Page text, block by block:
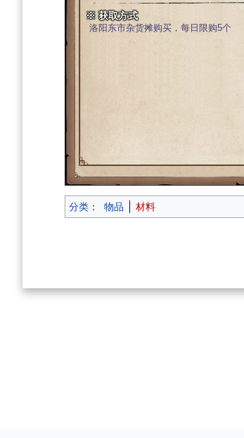
※ 获取方式
洛阳东市杂货摊购买，每日限购5个
分类 ： 物品 材料